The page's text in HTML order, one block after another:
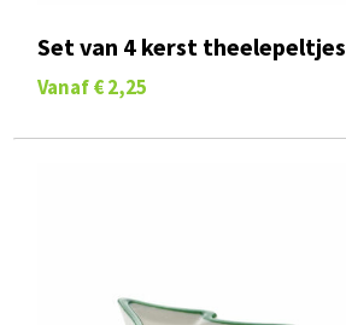
Set van 4 kerst theelepeltjes
Vanaf € 2,25